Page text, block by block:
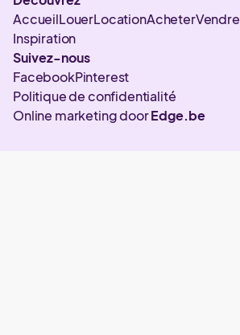
AccueilLouerLocationAcheterVendre
Inspiration
Suivez-nous
FacebookPinterest
Politique de confidentialité
Online marketing doorEdge.be